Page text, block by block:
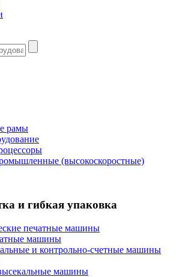
рамы
(высокоскоростные)
и гибкая упаковка
печатные машины
машины
и контрольно-счетные машины
машины